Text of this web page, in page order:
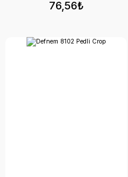
76,56₺